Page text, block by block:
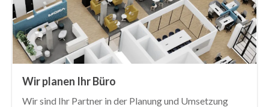
Wir planen Ihr Büro
Wir sind Ihr Partner in der Planung und Umsetzung